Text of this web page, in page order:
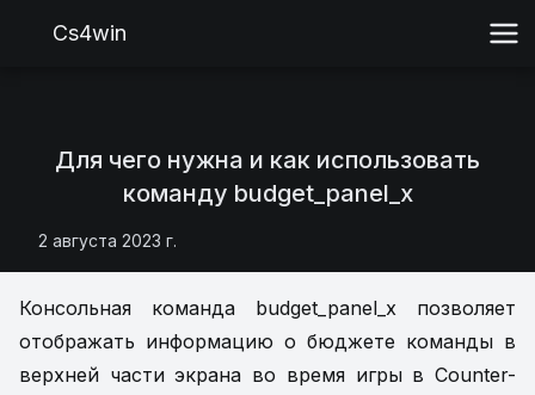
Cs4win
Для чего нужна и как использовать
команду budget_panel_x
2 августа 2023 г.
Консольная команда budget_panel_x позволяет
отображать информацию о бюджете команды в
верхней части экрана во время игры в Counter-